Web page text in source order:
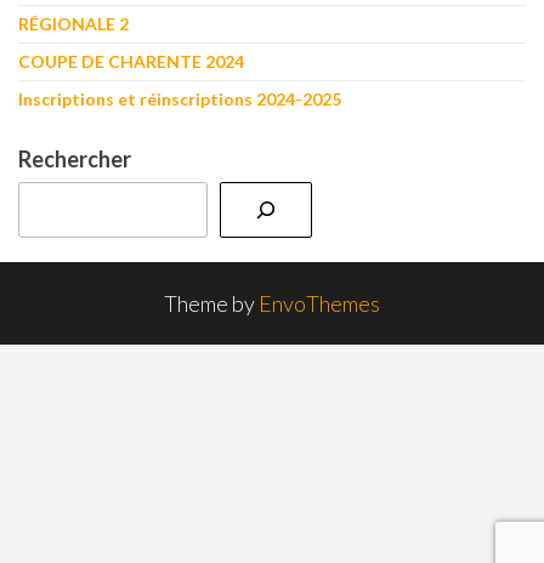
RÉGIONALE 2
COUPE DE CHARENTE 2024
Inscriptions et réinscriptions 2024-2025
Rechercher
Theme by EnvoThemes